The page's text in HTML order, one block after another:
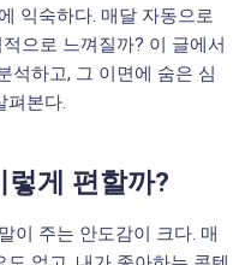
익숙하다. 매달 자동으로
으로 느껴질까? 이 글에서
석하고, 그 이면에 숨은 심
펴본다.
렇게 편할까?
이 주는 안도감이 크다. 매